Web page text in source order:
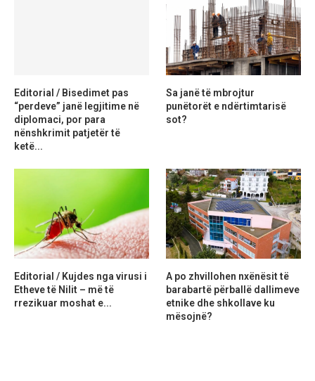
Editorial / Bisedimet pas
“perdeve” janë legjitime në
diplomaci, por para
nënshkrimit patjetër të
ketë...
Sa janë të mbrojtur
punëtorët e ndërtimtarisë
sot?
Editorial / Kujdes nga virusi i
Etheve të Nilit – më të
rrezikuar moshat e...
A po zhvillohen nxënësit të
barabartë përballë dallimeve
etnike dhe shkollave ku
mësojnë?